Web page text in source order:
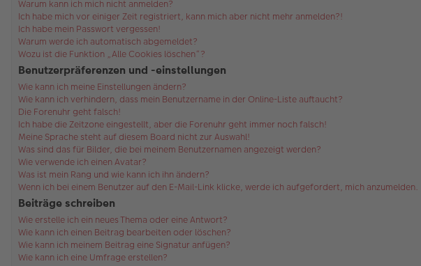
Warum kann ich mich nicht anmelden?
Ich habe mich vor einiger Zeit registriert, kann mich aber nicht mehr anmelden?!
Ich habe mein Passwort vergessen!
Warum werde ich automatisch abgemeldet?
Wozu ist die Funktion „Alle Cookies löschen“?
Benutzerpräferenzen und -einstellungen
Wie kann ich meine Einstellungen ändern?
Wie kann ich verhindern, dass mein Benutzername in der Online-Liste auftaucht?
Die Forenuhr geht falsch!
Ich habe die Zeitzone eingestellt, aber die Forenuhr geht immer noch falsch!
Meine Sprache steht auf diesem Board nicht zur Auswahl!
Was sind das für Bilder, die bei meinem Benutzernamen angezeigt werden?
Wie verwende ich einen Avatar?
Was ist mein Rang und wie kann ich ihn ändern?
Wenn ich bei einem Benutzer auf den E-Mail-Link klicke, werde ich aufgefordert, mich anzumelden.
Beiträge schreiben
Wie erstelle ich ein neues Thema oder eine Antwort?
Wie kann ich einen Beitrag bearbeiten oder löschen?
Wie kann ich meinem Beitrag eine Signatur anfügen?
Wie kann ich eine Umfrage erstellen?